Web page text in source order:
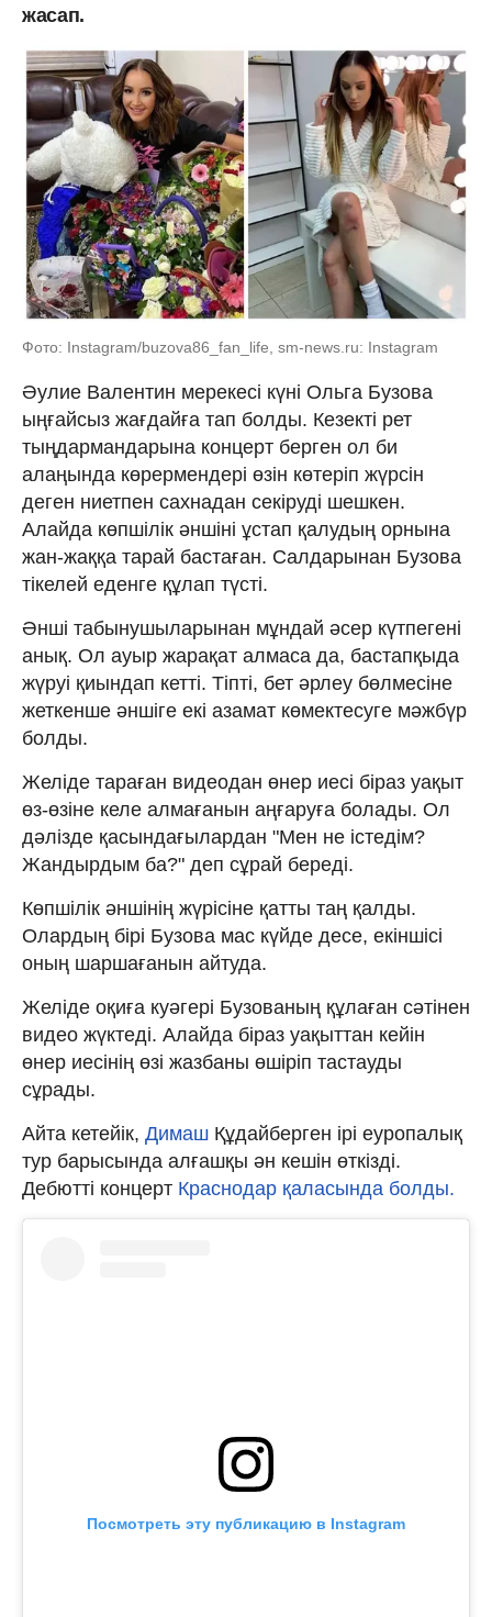
жасап.
Фото: Instagram/buzova86_fan_life, sm-news.ru: Instagram
Әулие Валентин мерекесі күні Ольга Бузова
ыңғайсыз жағдайға тап болды. Кезекті рет
тыңдармандарына концерт берген ол би
алаңында көрермендері өзін көтеріп жүрсін
деген ниетпен сахнадан секіруді шешкен.
Алайда көпшілік әншіні ұстап қалудың орнына
жан-жаққа тарай бастаған. Салдарынан Бузова
тікелей еденге құлап түсті.
Әнші табынушыларынан мұндай әсер күтпегені
анық. Ол ауыр жарақат алмаса да, бастапқыда
жүруі қиындап кетті. Тіпті, бет әрлеу бөлмесіне
жеткенше әншіге екі азамат көмектесуге мәжбүр
болды.
Желіде тараған видеодан өнер иесі біраз уақыт
өз-өзіне келе алмағанын аңғаруға болады. Ол
дәлізде қасындағылардан "Мен не істедім?
Жандырдым ба?" деп сұрай береді.
Көпшілік әншінің жүрісіне қатты таң қалды.
Олардың бірі Бузова мас күйде десе, екіншісі
оның шаршағанын айтуда.
Желіде оқиға куәгері Бузованың құлаған сәтінен
видео жүктеді. Алайда біраз уақыттан кейін
өнер иесінің өзі жазбаны өшіріп тастауды
сұрады.
Айта кетейік, Димаш Құдайберген ірі еуропалық
тур барысында алғашқы ән кешін өткізді.
Дебютті концерт Краснодар қаласында болды.
Посмотреть эту публикацию в Instagram